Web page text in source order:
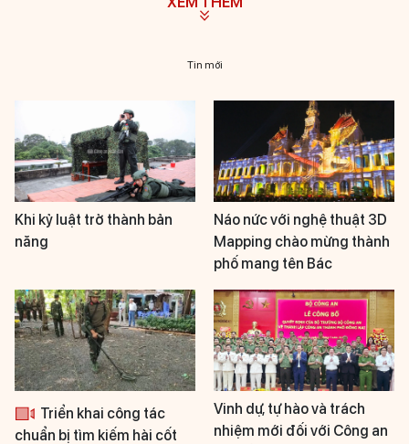
Tin mới
Khi kỷ luật trở thành bản
năng
Náo nức với nghệ thuật 3D
Mapping chào mừng thành
phố mang tên Bác
Triển khai công tác
chuẩn bị tìm kiếm hài cốt
Vinh dự, tự hào và trách
nhiệm mới đối với Công an